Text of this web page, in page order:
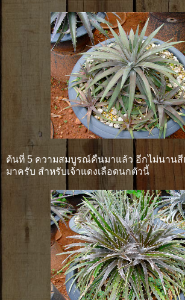
ต้นที่ 5 ความสมบูรณ์คืนมาแล้ว อีกไม่นานสี
มาครับ สำหรับเจ้าแดงเลือดนกตัวนี้